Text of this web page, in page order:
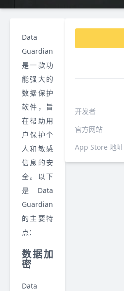
Data
Guardian
是一款功
能强大的
数据保护
软件，旨
在帮助用
户保护个
人和敏感
信息的安
全。以下
是 Data
Guardian
的主要特
点：
数据加
密
Data
开发者
官方网站
App Store 地址